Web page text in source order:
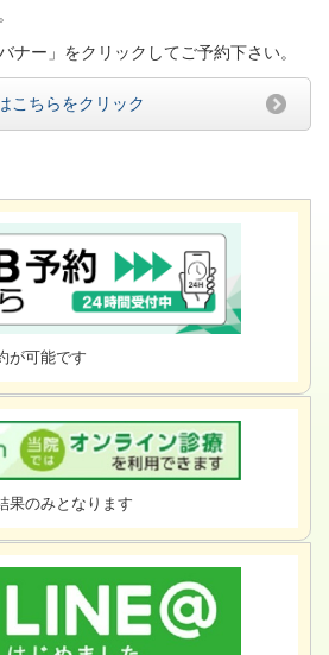
ナー」をクリックしてご予約下さい。
こちらをクリック
が可能です
果のみとなります